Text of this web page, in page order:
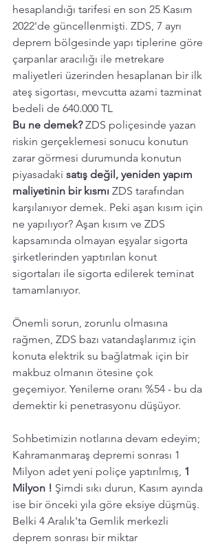
hesaplandığı tarifesi en son 25 Kasım
2022'de güncellenmişti. ZDS, 7 ayrı
deprem bölgesinde yapı tiplerine göre
çarpanlar aracılığı ile metrekare
maliyetleri üzerinden hesaplanan bir ilk
ateş sigortası, mevcutta azami tazminat
bedeli de 640.000 TL
Bu ne demek? ZDS poliçesinde yazan
riskin gerçeklemesi sonucu konutun
zarar görmesi durumunda konutun
piyasadaki satış değil, yeniden yapım
maliyetinin bir kısmı ZDS tarafından
karşılanıyor demek. Peki aşan kısım için
ne yapılıyor? Aşan kısım ve ZDS
kapsamında olmayan eşyalar sigorta
şirketlerinden yaptırılan konut
sigortaları ile sigorta edilerek teminat
tamamlanıyor.
Önemli sorun, zorunlu olmasına
rağmen, ZDS bazı vatandaşlarımız için
konuta elektrik su bağlatmak için bir
makbuz olmanın ötesine çok
geçemiyor. Yenileme oranı %54 - bu da
demektir ki penetrasyonu düşüyor.
Sohbetimizin notlarına devam edeyim;
Kahramanmaraş depremi sonrası 1
Milyon adet yeni poliçe yaptırılmış, 1
Milyon ! Şimdi sıkı durun, Kasım ayında
ise bir önceki yıla göre eksiye düşmüş.
Belki 4 Aralık'ta Gemlik merkezli
deprem sonrası bir miktar